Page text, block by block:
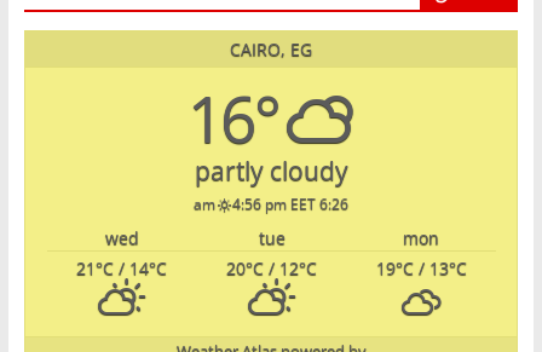
CAIRO, EG
16°
partly cloudy
6:26 am
4:56 pm EET
mon
tue
wed
19°C/ 13°C
20°C / 12°C
21°C / 14°C